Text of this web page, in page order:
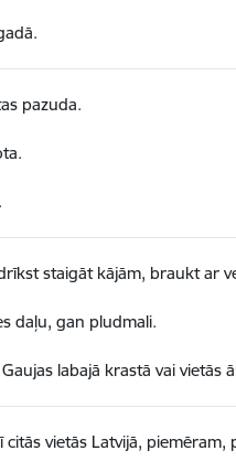
pazuda.
staigāt kājām, braukt ar
daļu, gan pludmali.
labajā krastā vai vietās
vietās Latvijā, piemēram,